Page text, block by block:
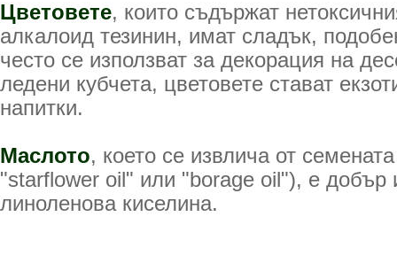
Цветовете, които съдържат
алкалоид тезинин, имат сладък,
често се използват за декорация на
ледени кубчета, цветовете стават
напитки.
Маслото, което се извлича от
"starflower oil" или "borage oil"), е добър
линоленова киселина.